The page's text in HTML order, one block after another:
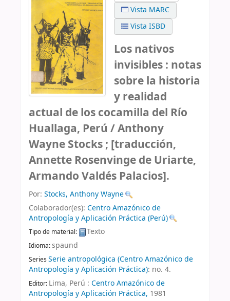
Vista MARC
Vista ISBD
Los nativos
invisibles : notas
sobre la historia
y realidad
actual de los cocamilla del Río
Huallaga, Perú /Anthony
Wayne Stocks ; [traducción,
Annette Rosenvinge de Uriarte,
Armando Valdés Palacios].
Por: Stocks, Anthony Wayne
Colaborador(es): Centro Amazónico de
Antropología y Aplicación Práctica (Perú)
Tipo de material: Texto
Idioma:spaund
Series Serie antropológica (Centro Amazónico de
Antropología y Aplicación Práctica): no. 4.
Editor: Lima, Perú : Centro Amazónico de
Antropología y Aplicación Práctica, 1981